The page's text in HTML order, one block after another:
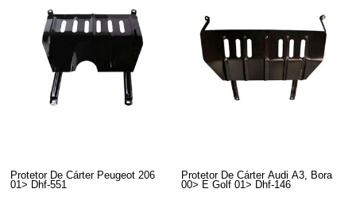
Protetor De Cárter Peugeot 206
01> Dhf-551
Protetor De Cárter Audi A3, Bora
00> E Golf 01> Dhf-146